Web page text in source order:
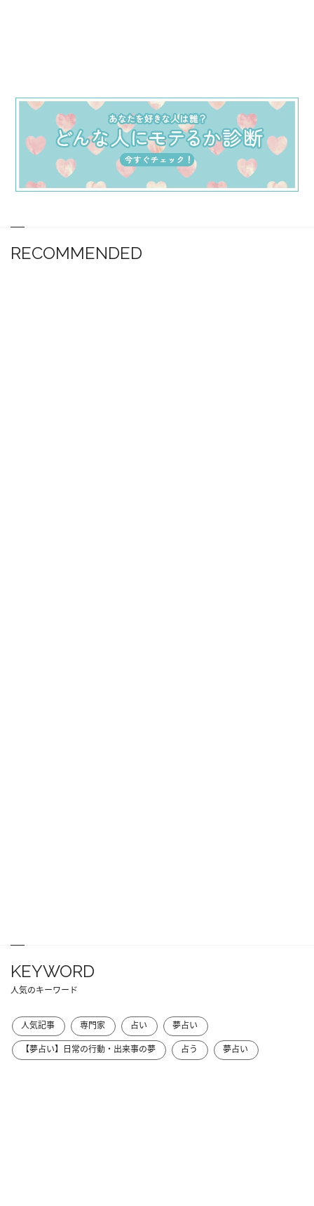
RECOMMENDED
KEYWORD
人気のキーワード
人気記事 専門家 占い
夢占い
【夢占い】日常の行動・出来事の夢
占う 夢占い